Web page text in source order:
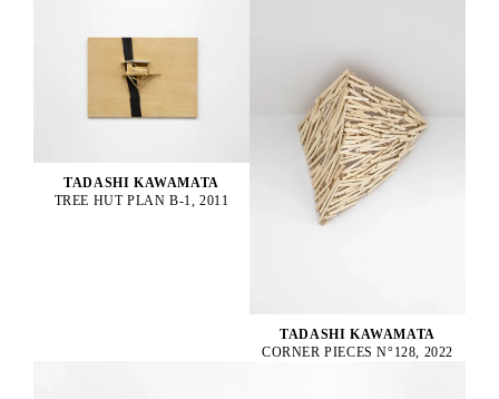
TADASHI KAWAMATA
TREE HUT PLAN B-1, 2011
TADASHI KAWAMATA
CORNER PIECES N°128, 2022